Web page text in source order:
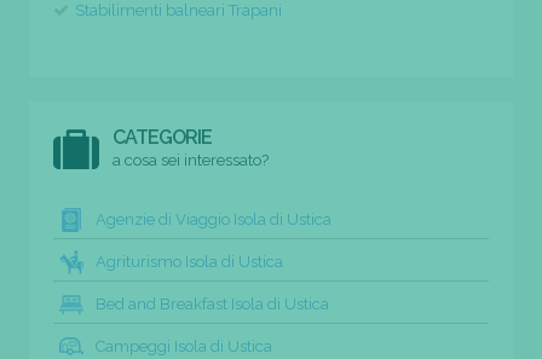
Stabilimenti balneari Trapani
CATEGORIE
a cosa sei interessato?
Agenzie di Viaggio Isola di Ustica
Agriturismo Isola di Ustica
Bed and Breakfast Isola di Ustica
Campeggi Isola di Ustica